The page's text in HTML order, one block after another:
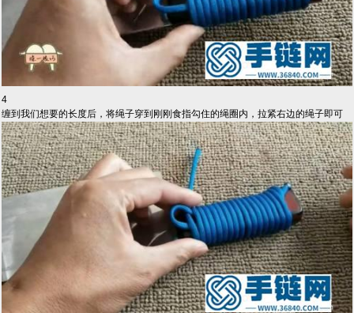
4
缠到我们想要的长度后，将绳子穿到刚刚食指勾住的绳圈内，拉紧右边的绳子即可